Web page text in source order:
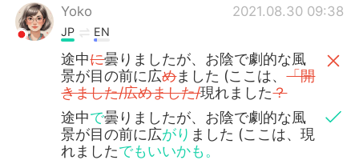
Yoko 2021.08.30 09:38
JP EN
途中に曇りましたが、お陰で劇的な風
景が目の前に広めました (ここは、「開
きました/広めました/現れました？
途中で曇りましたが、お陰で劇的な風
景が目の前に広がり ました (ここは、現
れましたでもいいかも。